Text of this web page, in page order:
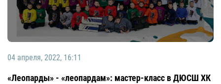
04 апреля, 2022, 16:11
«Леопарды» - «леопардам»: мастер-класс в ДЮСШ ХК